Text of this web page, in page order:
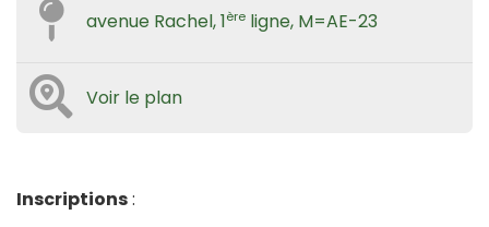
avenue Rachel, 1ère ligne, M=AE-23
Voir le plan
Inscriptions: